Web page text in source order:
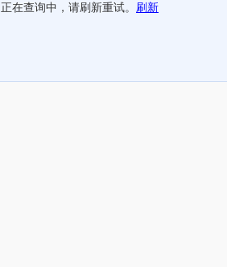
正在查询中，请刷新重试。 刷新